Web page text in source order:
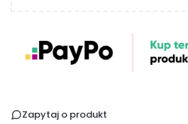
Zapytaj o produkt